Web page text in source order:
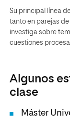
Su principal línea
tanto en parejas
investiga sobre
cuestiones
Algunos
clase
Máster